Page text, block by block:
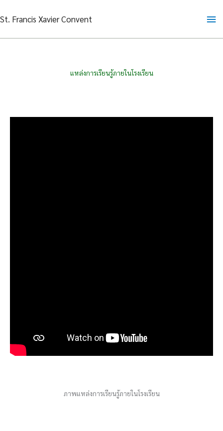
to
St. Francis Xavier Convent
แหล่งการเรียนรู้ภายในโรงเรียน
ภาพแหล่งการเรียนรู้ภายในโรงเรียน